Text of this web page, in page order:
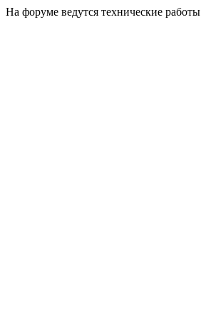
На форуме ведутся технические работы